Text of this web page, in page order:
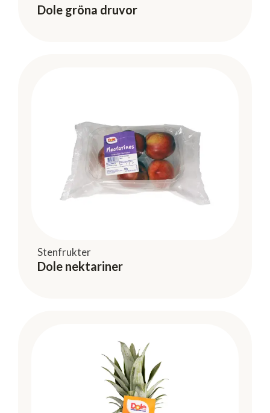
Dole gröna druvor
Stenfrukter
Dole nektariner